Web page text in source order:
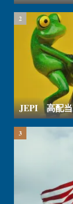
JEPI 高配当